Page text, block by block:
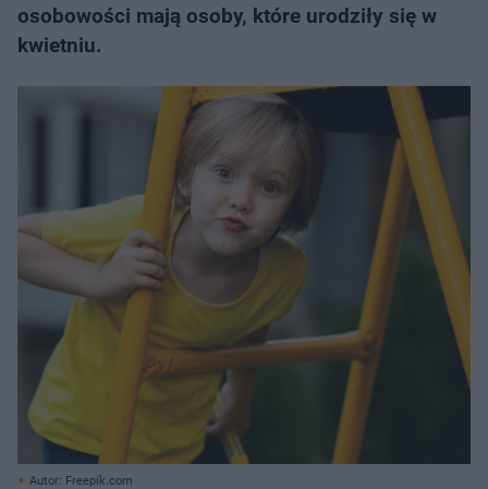
osobowości mają osoby, które urodziły się w
kwietniu.
Autor: Freepik.com